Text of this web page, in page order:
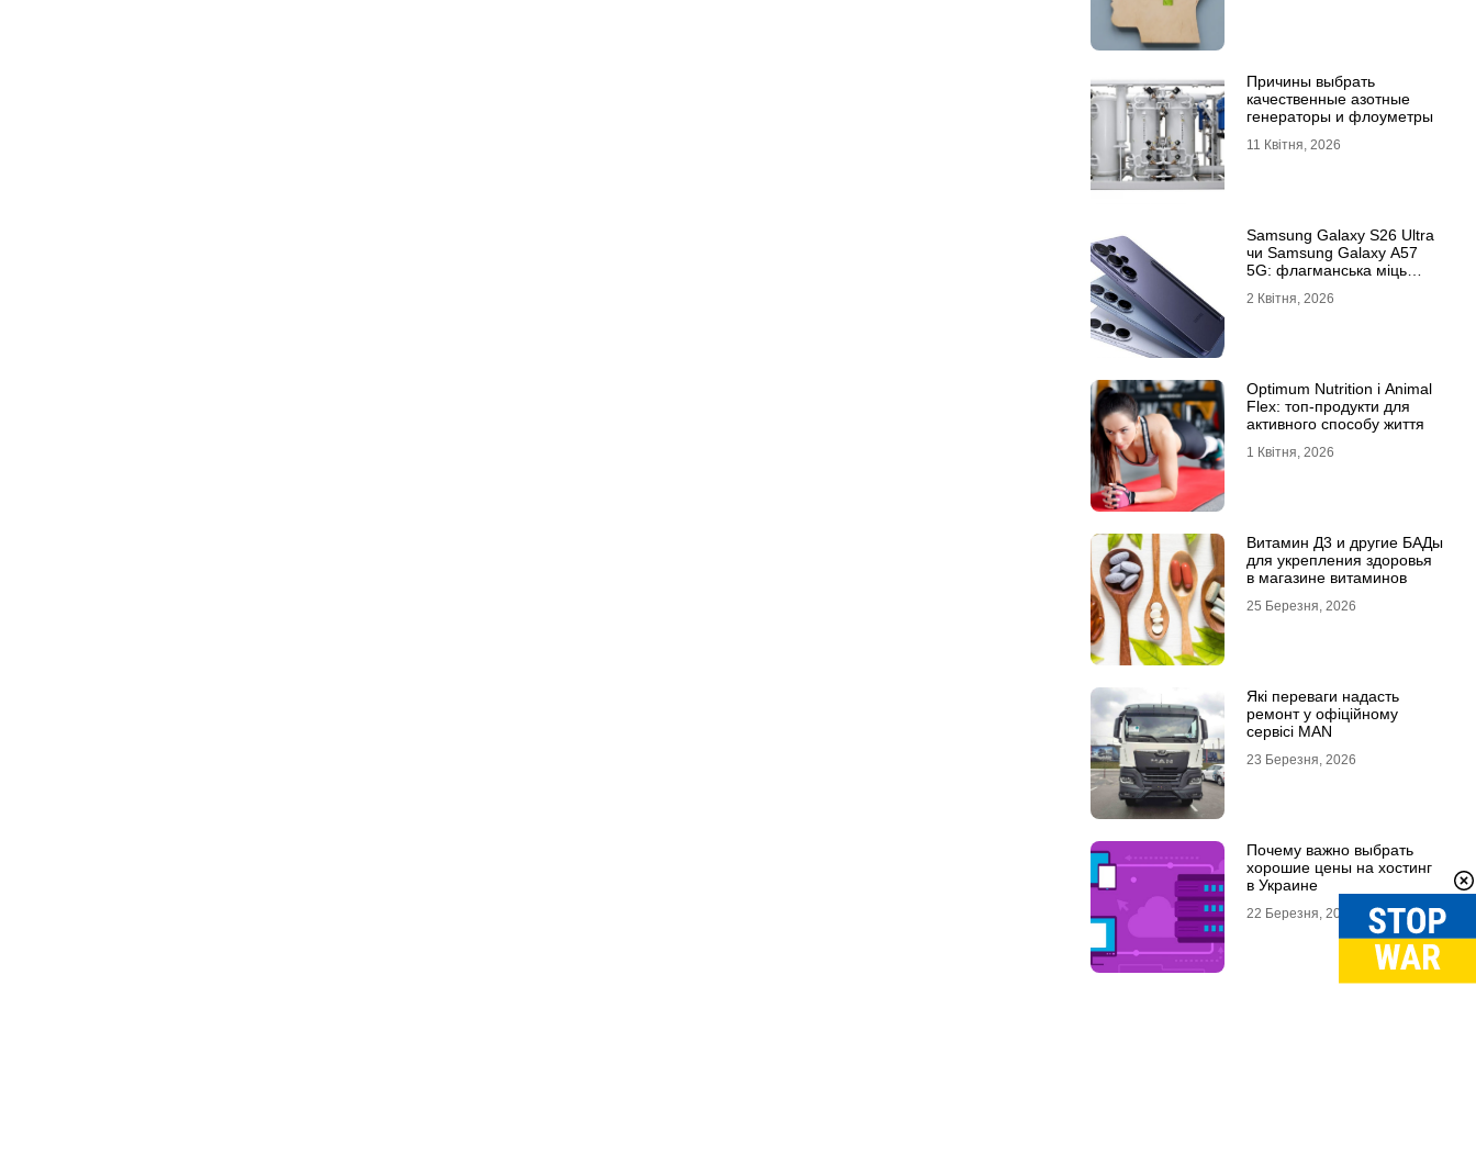
Причины выбрать
качественные азотные
генераторы и флоуметры
11 Квітня, 2026
Samsung Galaxy S26 Ultra
чи Samsung Galaxy A57
5G: флагманська міць
2 Квітня, 2026
Optimum Nutrition і Animal
Flex: топ-продукти для
активного способу життя
1 Квітня, 2026
Витамин Д3 и другие БАДы
для укрепления здоровья
в магазине витаминов
25 Березня, 2026
Які переваги надасть
ремонт у офіційному
сервісі MAN
23 Березня, 2026
Почему важно выбрать
хорошие цены на хостинг
в Украине
22 Березня, 2026